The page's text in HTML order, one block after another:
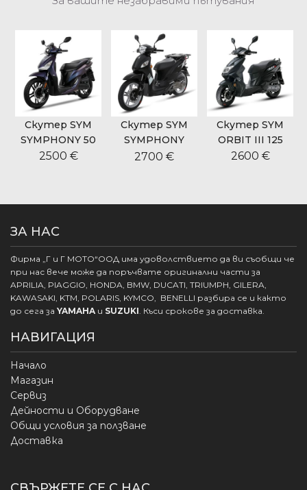
Скутер SYM
SYMPHONY 50
2500 €
Скутер SYM
SYMPHONY
CARGO 125
2700 €
Скутер SYM
ORBIT III 125
2600 €
ЗА НАС
Фирма „Г и Г МОТО“ООД има удоволствието да ви съобщи че
при нас вече може да поръчвате оригинални части за
APRILIA, PIAGGIO, HONDA, BMW, DUCATI, TRIUMPH, GILERA,
KAWASAKI, KTM, POLARIS, KYMCO, BENELLI разбира се и както
до сега за YAMAHA и SUZUKI. Къси срокове за доставка.
НАВИГАЦИЯ
Начало
Магазин
Сервиз
Дейности и Оборудване
Общи условия за ползване
Доставка